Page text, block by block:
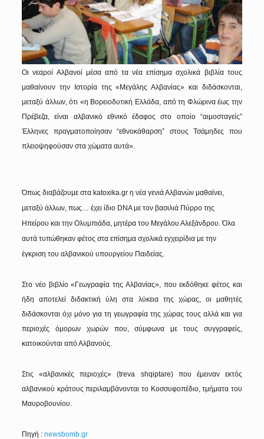
Οι νεαροί Αλβανοί μέσα από τα νέα επίσημα σχολικά βιβλία τους
μαθαίνουν την Ιστορία της «Μεγάλης Αλβανίας» και διδάσκονται,
μεταξύ άλλων, ότι «η Βορειοδυτική Ελλάδα, από τη Φλώρινα έως την
Πρέβεζα, είναι αλβανικό εθνικό έδαφος στο οποίο “αιμοσταγείς”
Έλληνες πραγματοποίησαν “εθνοκάθαρση” στους Τσάμηδες που
πλειοψηφούσαν στα χώματα αυτά».
Όπως διαβάζουμε στα katoxika.gr η νέα γενιά Αλβανών μαθαίνει,
μεταξύ άλλων, πως… έχει ίδιο DΝΑ με τον βασιλιά Πύρρο της
Ηπείρου και την Ολυμπιάδα, μητέρα του Μεγάλου Αλεξάνδρου. Όλα
αυτά τυπώθηκαν φέτος στα επίσημα σχολικά εγχειρίδια με την
έγκριση του αλβανικού υπουργείου Παιδείας.
Στο νέο βιβλίο «Γεωγραφία της Αλβανίας», που εκδόθηκε φέτος και
ήδη αποτελεί διδακτική ύλη στα λύκεια της χώρας, οι μαθητές
διδάσκονται όχι μόνο για τη γεωγραφία της χώρας τους αλλά και για
περιοχές όμορων χωρών που, σύμφωνα με τους συγγραφείς,
κατοικούνται από Αλβανούς.
Στις «αλβανικές περιοχές» (treva shqiptare) που έμειναν εκτός
αλβανικού κράτους περιλαμβάνονται το Κοσσυφοπέδιο, τμήματα του
Μαυροβουνίου.
Πηγή :newsbomb.gr